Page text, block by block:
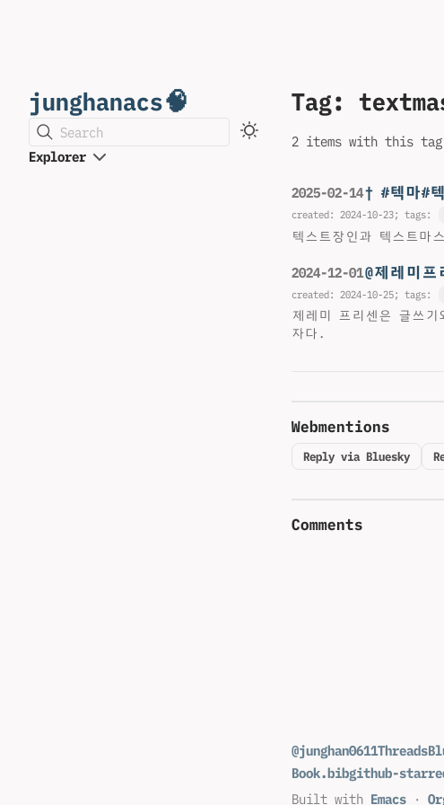
junghanacs🧠
Search
Explorer
Tag:
2 items with this
2025-02-14† #텍마#
created: 2024-10-23; tags:
텍스트장인과 텍스트마
2024-12-01@제레미
created: 2024-10-25; tags:
제레미 프리센은 글쓰
자다.
Webmentions
Reply via Bluesky
Comments
@junghan0611Threads
Book.bibgithub-
Built with Emacs ·